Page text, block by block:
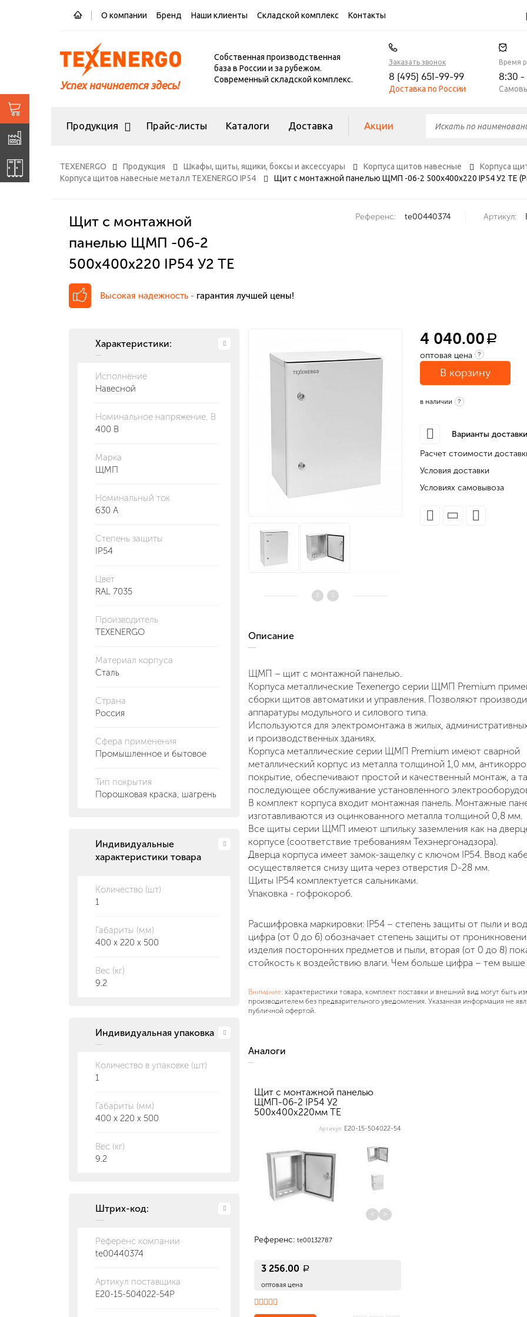
О компании Бренд Наши клиенты Складской комплекс Контакты
Успех начинается здесь!
Собственная производственная
база в России и за рубежом.
Современный складской комплекс.
Заказать звонок
8 (495) 651-99-99
Доставка по России
Время
8:30 -
Продукция Прайс-листы Каталоги Доставка Акции
TEXENERGO Продукция Шкафы, щиты, ящики, боксы и аксессуары Корпуса щитов навесные
Корпуса
Корпуса щитов навесные металл TEXENERGO IP54
Щит с монтажной панелью ЩМП -06-2 500х400х220 IP54 У2 ТЕ
Щит с монтажной
панелью ЩМП -06-2
500х400х220 IP54 У2 ТЕ
(Premium)
Референс: te00440374 Артикул:
Высокая надежность - гарантия лучшей цены!
Характеристики:
Исполнение
Навесной
Номинальное напряжение, В
400 В
Марка
ЩМП
Номинальный ток
630 А
Степень защиты
IP54
Цвет
RAL 7035
Производитель
TEXENERGO
Материал корпуса
Сталь
Страна
Россия
Сфера применения
Промышленное и бытовое
Тип покрытия
Порошковая краска, шагрень
Индивидуальные
характеристики товара
Количество (шт)
1
Габариты (мм)
400 x 220 x 500
Вес (кг)
9.2
Индивидуальная упаковка
Количество в упаковке (шт)
1
Габариты (мм)
400 x 220 x 500
Вес (кг)
9.2
Штрих-код:
Референс компании
te00440374
Артикул поставщика
E20-15-504022-54P
4 040.00 a
оптовая цена ?
В корзину
в наличии ?
Варианты
Расчет стоимости
Условия доставки
Условиях самовывоза
Описание
ЩМП – щит с монтажной панелью.
Корпуса металлические Texenergo серии ЩМП Premium
сборки щитов автоматики и управления. Позволяют
аппаратуры модульного и силового типа.
Используются для электромонтажа в жилых,
и производственных зданиях.
Корпуса металлические серии ЩМП Premium имеют сварной
металлический корпус из металла толщиной 1,0 мм,
покрытие, обеспечивают простой и качественный монтаж, а
последующее обслуживание установленного
В комплект корпуса входит монтажная панель. Монтажные
изготавливаются из оцинкованного металла толщиной 0,8 мм.
Все щиты серии ЩМП имеют шпильку заземления как на
корпусе (соответствие требованиям Техэнергонадзора).
Дверца корпуса имеет замок-защелку с ключом IP54. Ввод
осуществляется снизу щита через отверстия D-28 мм.
Щиты IP54 комплектуется сальниками.
Упаковка - гофрокороб.
Расшифровка маркировки: IP54 – степень защиты от пыли и
цифра (от 0 до 6) обозначает степень защиты от
изделия посторонних предметов и пыли, вторая (от 0 до 8)
стойкость к воздействию влаги. Чем больше цифра – тем выше
Внимание: характеристики товара, комплект поставки и внешний вид могут быть
производителем без предварительного уведомления. Указанная информация не
публичной офертой.
Аналоги
Щит с монтажной панелью
ЩМП-06-2 IP54 У2
500х400х220мм ТЕ
Артикул: E20-15-504022-54
< >
Референс: te00132787
3 256.00 a
оптовая цена